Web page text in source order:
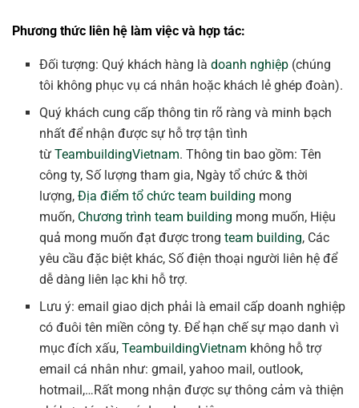
Phương thức liên hệ làm việc và hợp tác:
Đối tượng: Quý khách hàng làdoanh nghiệp (chúng
tôi không phục vụ cá nhân hoặc khách lẻ ghép đoàn).
Quý khách cung cấp thông tin rõ ràng và minh bạch
nhất để nhận được sự hỗ trợ tận tình
từTeambuildingVietnam. Thông tin bao gồm: Tên
công ty, Số lượng tham gia, Ngày tổ chức & thời
lượng,Địa điểm tổ chức team building mong
muốn, Chương trình team building mong muốn, Hiệu
quả mong muốn đạt được trongteam building, Các
yêu cầu đặc biệt khác, Số điện thoại người liên hệ để
dễ dàng liên lạc khi hỗ trợ.
Lưu ý: email giao dịch phải là email cấp doanh nghiệp
có đuôi tên miền công ty. Để hạn chế sự mạo danh vì
mục đích xấu,TeambuildingVietnam không hỗ trợ
email cá nhân như: gmail, yahoo mail, outlook,
hotmail,…Rất mong nhận được sự thông cảm và thiện